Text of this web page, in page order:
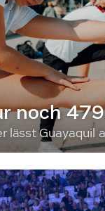
noch
lässt Guayaquil